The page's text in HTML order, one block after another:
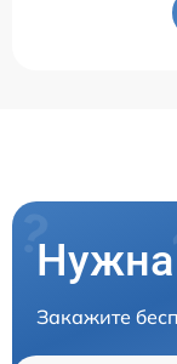
Нужна
Закажите